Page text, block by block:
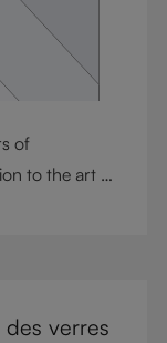
of
to the art of
along
des verres